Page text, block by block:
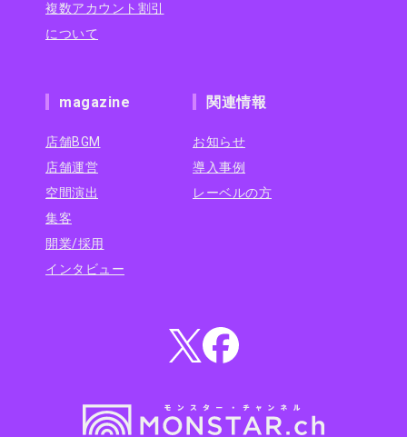
複数アカウント割引
について
magazine
店舗BGM
店舗運営
空間演出
集客
開業/採用
インタビュー
関連情報
お知らせ
導入事例
レーベルの方